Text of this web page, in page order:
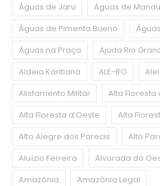
Águas de Jaru
Águas de
Águas de Pimenta Bueno
Águas na Praça
Ajuda Rio
Aldeia Karitiana
ALE-RO
Alistamento Militar
Alta Floresta
Alta Floresta d’Oeste
Alta
Alto Alegre dos Parecis
Alto
Aluízio Ferreira
Alvorada do
Amazônia
Amazônia Legal